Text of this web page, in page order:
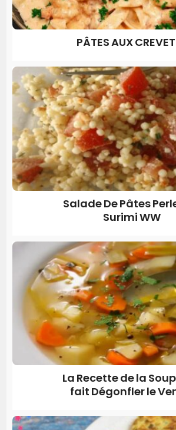
PÂTES AUX
Salade De Pâtes
Surimi WW
La Recette de la
fait Dégonfler le